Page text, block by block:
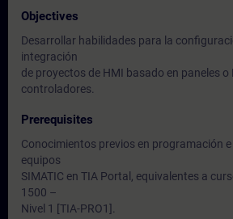
Objectives
Desarrollar habilidades para la
integración
de proyectos de HMI basado en paneles o
controladores.
Prerequisites
Conocimientos previos en programación
equipos
SIMATIC en TIA Portal, equivalentes a
1500 –
Nivel 1 [TIA-PRO1].